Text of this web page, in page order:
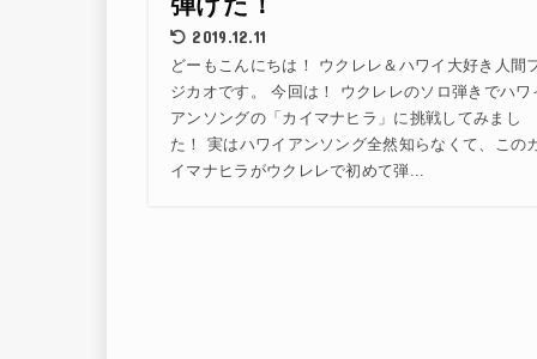
2019.12.11
どーもこんにちは！ ウクレレ＆ハワイ大好き人間
ジカオです。 今回は！ ウクレレのソロ弾きでハワ
アンソングの「カイマナヒラ」に挑戦してみまし
た！ 実はハワイアンソング全然知らなくて、この
イマナヒラがウクレレで初めて弾...